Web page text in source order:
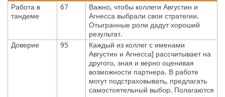
Работа в
тандеме
67
Важно, чтобы коллеги Августин и
Агнесса выбрали свои стратегии.
Отыгранные роли дадут хороший
результат.
Доверие
95
Каждый из коллег с именами
Августин и Агнесса] рассчитывает на
другого, зная и верно оценивая
возможности партнера. В работе
могут подстраховывать, предлагать
самостоятельный выбор. Полагаются